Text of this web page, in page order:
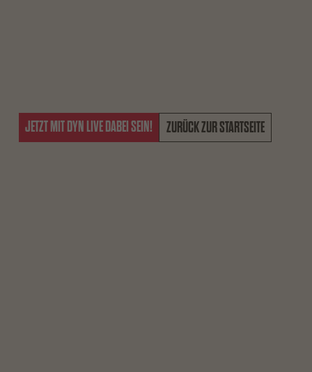
JETZT MIT DYN LIVE DABEI SEIN! ZURÜCK ZUR STARTSEITE